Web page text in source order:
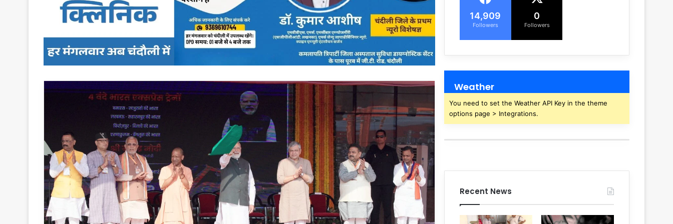
14,909
Followers
0
Followers
Weather
You need to set the Weather API Key in the theme
options page > Integrations.
Recent News